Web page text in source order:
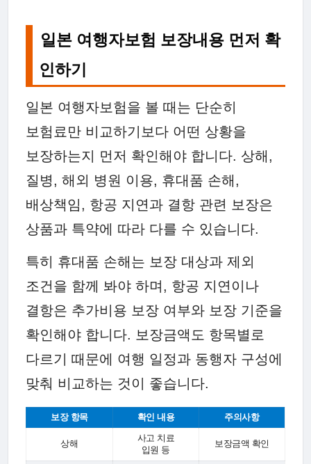
일본 여행자보험 보장내용 먼저 확
인하기
일본 여행자보험을 볼 때는 단순히
보험료만 비교하기보다 어떤 상황을
보장하는지 먼저 확인해야 합니다. 상해,
질병, 해외 병원 이용, 휴대품 손해,
배상책임, 항공 지연과 결항 관련 보장은
상품과 특약에 따라 다를 수 있습니다.
특히 휴대품 손해는 보장 대상과 제외
조건을 함께 봐야 하며, 항공 지연이나
결항은 추가비용 보장 여부와 보장 기준을
확인해야 합니다. 보장금액도 항목별로
다르기 때문에 여행 일정과 동행자 구성에
맞춰 비교하는 것이 좋습니다.
보장 항목 확인 내용 주의사항
상해
사고 치료
입원 등
보장금액 확인